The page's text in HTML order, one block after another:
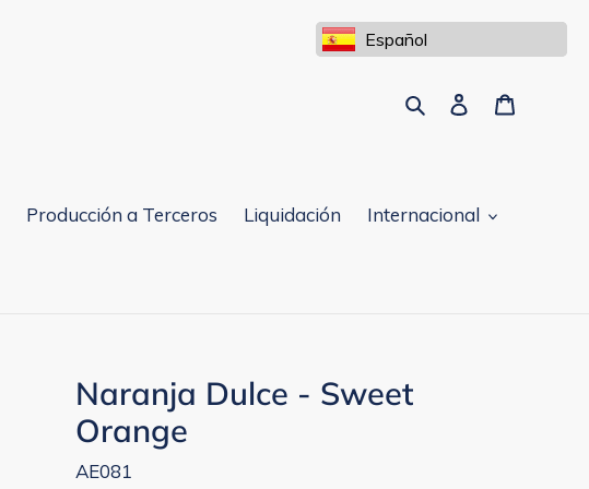
BuscarIngresar
Producción a Terceros Liquidación
Internacional
Naranja Dulce - Sweet
Orange
AE081
Español